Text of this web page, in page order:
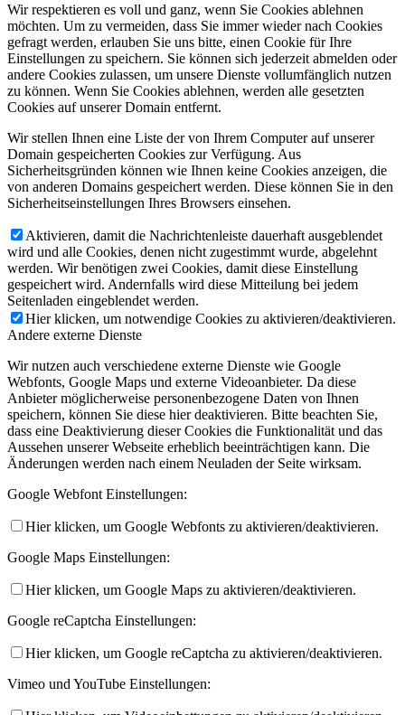
Wir respektieren es voll und ganz, wenn Sie Cookies ablehnen
möchten. Um zu vermeiden, dass Sie immer wieder nach Cookies
gefragt werden, erlauben Sie uns bitte, einen Cookie für Ihre
Einstellungen zu speichern. Sie können sich jederzeit abmelden oder
andere Cookies zulassen, um unsere Dienste vollumfänglich nutzen
zu können. Wenn Sie Cookies ablehnen, werden alle gesetzten
Cookies auf unserer Domain entfernt.
Wir stellen Ihnen eine Liste der von Ihrem Computer auf unserer
Domain gespeicherten Cookies zur Verfügung. Aus
Sicherheitsgründen können wie Ihnen keine Cookies anzeigen, die
von anderen Domains gespeichert werden. Diese können Sie in den
Sicherheitseinstellungen Ihres Browsers einsehen.
Aktivieren, damit die Nachrichtenleiste dauerhaft ausgeblendet
wird und alle Cookies, denen nicht zugestimmt wurde, abgelehnt
werden. Wir benötigen zwei Cookies, damit diese Einstellung
gespeichert wird. Andernfalls wird diese Mitteilung bei jedem
Seitenladen eingeblendet werden.
Hier klicken, um notwendige Cookies zu aktivieren/deaktivieren.
Andere externe Dienste
Wir nutzen auch verschiedene externe Dienste wie Google
Webfonts, Google Maps und externe Videoanbieter. Da diese
Anbieter möglicherweise personenbezogene Daten von Ihnen
speichern, können Sie diese hier deaktivieren. Bitte beachten Sie,
dass eine Deaktivierung dieser Cookies die Funktionalität und das
Aussehen unserer Webseite erheblich beeinträchtigen kann. Die
Änderungen werden nach einem Neuladen der Seite wirksam.
Google Webfont Einstellungen:
Hier klicken, um Google Webfonts zu aktivieren/deaktivieren.
Google Maps Einstellungen:
Hier klicken, um Google Maps zu aktivieren/deaktivieren.
Google reCaptcha Einstellungen:
Hier klicken, um Google reCaptcha zu aktivieren/deaktivieren.
Vimeo und YouTube Einstellungen: